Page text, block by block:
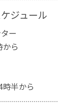
ジュール
ー
ら
半から